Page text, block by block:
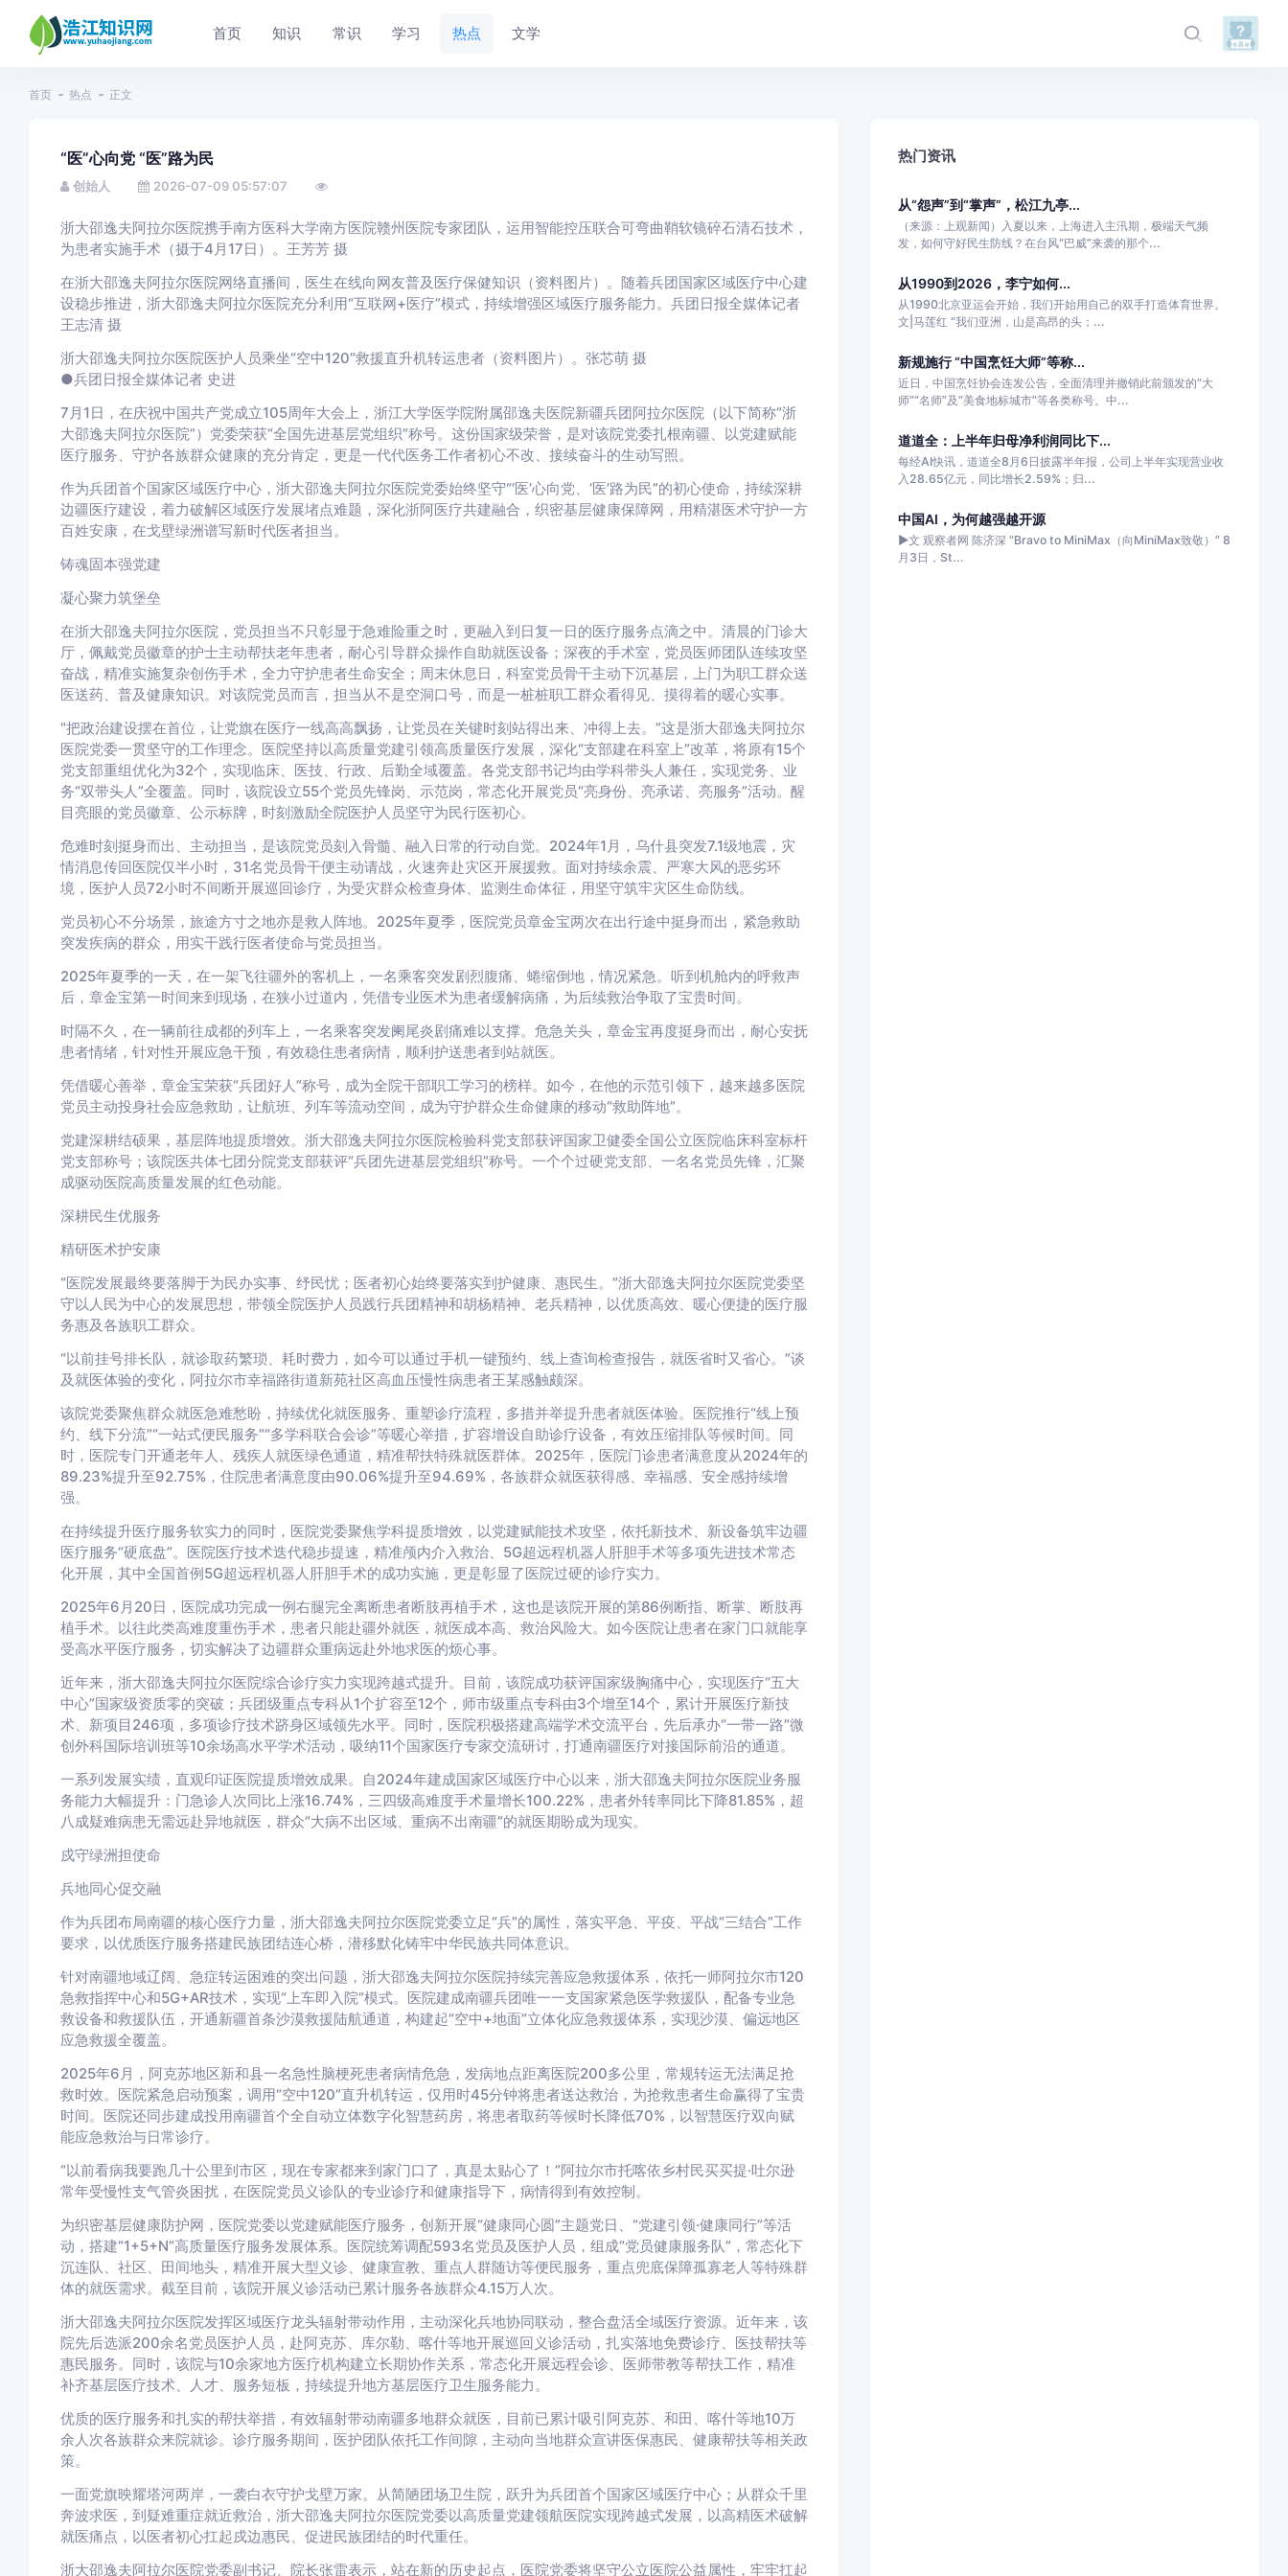
首页 知识 常识 学习 热点 文学
首页 热点 正文
“医”心向党 “医”路为民
创始人 2026-07-09 05:57:07
浙大邵逸夫阿拉尔医院携手南方医科大学南方医院赣州医院专家团队，运用智能控压联合可弯曲鞘软镜碎石清石技术，
为患者实施手术（摄于4月17日）。王芳芳 摄
在浙大邵逸夫阿拉尔医院网络直播间，医生在线向网友普及医疗保健知识（资料图片）。随着兵团国家区域医疗中心建
设稳步推进，浙大邵逸夫阿拉尔医院充分利用“互联网+医疗”模式，持续增强区域医疗服务能力。兵团日报全媒体记者
王志清 摄
浙大邵逸夫阿拉尔医院医护人员乘坐“空中120”救援直升机转运患者（资料图片）。张芯萌 摄
●兵团日报全媒体记者 史进
7月1日，在庆祝中国共产党成立105周年大会上，浙江大学医学院附属邵逸夫医院新疆兵团阿拉尔医院（以下简称“浙
大邵逸夫阿拉尔医院”）党委荣获“全国先进基层党组织”称号。这份国家级荣誉，是对该院党委扎根南疆、以党建赋能
医疗服务、守护各族群众健康的充分肯定，更是一代代医务工作者初心不改、接续奋斗的生动写照。
作为兵团首个国家区域医疗中心，浙大邵逸夫阿拉尔医院党委始终坚守“‘医’心向党、‘医’路为民”的初心使命，持续深耕
边疆医疗建设，着力破解区域医疗发展堵点难题，深化浙阿医疗共建融合，织密基层健康保障网，用精湛医术守护一方
百姓安康，在戈壁绿洲谱写新时代医者担当。
铸魂固本强党建
凝心聚力筑堡垒
在浙大邵逸夫阿拉尔医院，党员担当不只彰显于急难险重之时，更融入到日复一日的医疗服务点滴之中。清晨的门诊大
厅，佩戴党员徽章的护士主动帮扶老年患者，耐心引导群众操作自助就医设备；深夜的手术室，党员医师团队连续攻坚
奋战，精准实施复杂创伤手术，全力守护患者生命安全；周末休息日，科室党员骨干主动下沉基层，上门为职工群众送
医送药、普及健康知识。对该院党员而言，担当从不是空洞口号，而是一桩桩职工群众看得见、摸得着的暖心实事。
“把政治建设摆在首位，让党旗在医疗一线高高飘扬，让党员在关键时刻站得出来、冲得上去。”这是浙大邵逸夫阿拉尔
医院党委一贯坚守的工作理念。医院坚持以高质量党建引领高质量医疗发展，深化“支部建在科室上”改革，将原有15个
党支部重组优化为32个，实现临床、医技、行政、后勤全域覆盖。各党支部书记均由学科带头人兼任，实现党务、业
务“双带头人”全覆盖。同时，该院设立55个党员先锋岗、示范岗，常态化开展党员“亮身份、亮承诺、亮服务”活动。醒
目亮眼的党员徽章、公示标牌，时刻激励全院医护人员坚守为民行医初心。
危难时刻挺身而出、主动担当，是该院党员刻入骨髓、融入日常的行动自觉。2024年1月，乌什县突发7.1级地震，灾
情消息传回医院仅半小时，31名党员骨干便主动请战，火速奔赴灾区开展援救。面对持续余震、严寒大风的恶劣环
境，医护人员72小时不间断开展巡回诊疗，为受灾群众检查身体、监测生命体征，用坚守筑牢灾区生命防线。
党员初心不分场景，旅途方寸之地亦是救人阵地。2025年夏季，医院党员章金宝两次在出行途中挺身而出，紧急救助
突发疾病的群众，用实干践行医者使命与党员担当。
2025年夏季的一天，在一架飞往疆外的客机上，一名乘客突发剧烈腹痛、蜷缩倒地，情况紧急。听到机舱内的呼救声
后，章金宝第一时间来到现场，在狭小过道内，凭借专业医术为患者缓解病痛，为后续救治争取了宝贵时间。
时隔不久，在一辆前往成都的列车上，一名乘客突发阑尾炎剧痛难以支撑。危急关头，章金宝再度挺身而出，耐心安抚
患者情绪，针对性开展应急干预，有效稳住患者病情，顺利护送患者到站就医。
凭借暖心善举，章金宝荣获“兵团好人”称号，成为全院干部职工学习的榜样。如今，在他的示范引领下，越来越多医院
党员主动投身社会应急救助，让航班、列车等流动空间，成为守护群众生命健康的移动“救助阵地”。
党建深耕结硕果，基层阵地提质增效。浙大邵逸夫阿拉尔医院检验科党支部获评国家卫健委全国公立医院临床科室标杆
党支部称号；该院医共体七团分院党支部获评“兵团先进基层党组织”称号。一个个过硬党支部、一名名党员先锋，汇聚
成驱动医院高质量发展的红色动能。
深耕民生优服务
精研医术护安康
“医院发展最终要落脚于为民办实事、纾民忧；医者初心始终要落实到护健康、惠民生。”浙大邵逸夫阿拉尔医院党委坚
守以人民为中心的发展思想，带领全院医护人员践行兵团精神和胡杨精神、老兵精神，以优质高效、暖心便捷的医疗服
务惠及各族职工群众。
“以前挂号排长队，就诊取药繁琐、耗时费力，如今可以通过手机一键预约、线上查询检查报告，就医省时又省心。”谈
及就医体验的变化，阿拉尔市幸福路街道新苑社区高血压慢性病患者王某感触颇深。
该院党委聚焦群众就医急难愁盼，持续优化就医服务、重塑诊疗流程，多措并举提升患者就医体验。医院推行“线上预
约、线下分流”“一站式便民服务”“多学科联合会诊”等暖心举措，扩容增设自助诊疗设备，有效压缩排队等候时间。同
时，医院专门开通老年人、残疾人就医绿色通道，精准帮扶特殊就医群体。2025年，医院门诊患者满意度从2024年的
89.23%提升至92.75%，住院患者满意度由90.06%提升至94.69%，各族群众就医获得感、幸福感、安全感持续增
强。
在持续提升医疗服务软实力的同时，医院党委聚焦学科提质增效，以党建赋能技术攻坚，依托新技术、新设备筑牢边疆
医疗服务“硬底盘”。医院医疗技术迭代稳步提速，精准颅内介入救治、5G超远程机器人肝胆手术等多项先进技术常态
化开展，其中全国首例5G超远程机器人肝胆手术的成功实施，更是彰显了医院过硬的诊疗实力。
2025年6月20日，医院成功完成一例右腿完全离断患者断肢再植手术，这也是该院开展的第86例断指、断掌、断肢再
植手术。以往此类高难度重伤手术，患者只能赴疆外就医，就医成本高、救治风险大。如今医院让患者在家门口就能享
受高水平医疗服务，切实解决了边疆群众重病远赴外地求医的烦心事。
近年来，浙大邵逸夫阿拉尔医院综合诊疗实力实现跨越式提升。目前，该院成功获评国家级胸痛中心，实现医疗“五大
中心”国家级资质零的突破；兵团级重点专科从1个扩容至12个，师市级重点专科由3个增至14个，累计开展医疗新技
术、新项目246项，多项诊疗技术跻身区域领先水平。同时，医院积极搭建高端学术交流平台，先后承办“一带一路”微
创外科国际培训班等10余场高水平学术活动，吸纳11个国家医疗专家交流研讨，打通南疆医疗对接国际前沿的通道。
一系列发展实绩，直观印证医院提质增效成果。自2024年建成国家区域医疗中心以来，浙大邵逸夫阿拉尔医院业务服
务能力大幅提升：门急诊人次同比上涨16.74%，三四级高难度手术量增长100.22%，患者外转率同比下降81.85%，超
八成疑难病患无需远赴异地就医，群众“大病不出区域、重病不出南疆”的就医期盼成为现实。
戍守绿洲担使命
兵地同心促交融
作为兵团布局南疆的核心医疗力量，浙大邵逸夫阿拉尔医院党委立足“兵”的属性，落实平急、平疫、平战“三结合”工作
要求，以优质医疗服务搭建民族团结连心桥，潜移默化铸牢中华民族共同体意识。
针对南疆地域辽阔、急症转运困难的突出问题，浙大邵逸夫阿拉尔医院持续完善应急救援体系，依托一师阿拉尔市120
急救指挥中心和5G+AR技术，实现“上车即入院”模式。医院建成南疆兵团唯一一支国家紧急医学救援队，配备专业急
救设备和救援队伍，开通新疆首条沙漠救援陆航通道，构建起“空中+地面”立体化应急救援体系，实现沙漠、偏远地区
应急救援全覆盖。
2025年6月，阿克苏地区新和县一名急性脑梗死患者病情危急，发病地点距离医院200多公里，常规转运无法满足抢
救时效。医院紧急启动预案，调用“空中120”直升机转运，仅用时45分钟将患者送达救治，为抢救患者生命赢得了宝贵
时间。医院还同步建成投用南疆首个全自动立体数字化智慧药房，将患者取药等候时长降低70%，以智慧医疗双向赋
能应急救治与日常诊疗。
“以前看病我要跑几十公里到市区，现在专家都来到家门口了，真是太贴心了！”阿拉尔市托喀依乡村民买买提·吐尔逊
常年受慢性支气管炎困扰，在医院党员义诊队的专业诊疗和健康指导下，病情得到有效控制。
为织密基层健康防护网，医院党委以党建赋能医疗服务，创新开展“健康同心圆”主题党日、“党建引领·健康同行”等活
动，搭建“1+5+N”高质量医疗服务发展体系。医院统筹调配593名党员及医护人员，组成“党员健康服务队”，常态化下
沉连队、社区、田间地头，精准开展大型义诊、健康宣教、重点人群随访等便民服务，重点兜底保障孤寡老人等特殊群
体的就医需求。截至目前，该院开展义诊活动已累计服务各族群众4.15万人次。
浙大邵逸夫阿拉尔医院发挥区域医疗龙头辐射带动作用，主动深化兵地协同联动，整合盘活全域医疗资源。近年来，该
院先后选派200余名党员医护人员，赴阿克苏、库尔勒、喀什等地开展巡回义诊活动，扎实落地免费诊疗、医技帮扶等
惠民服务。同时，该院与10余家地方医疗机构建立长期协作关系，常态化开展远程会诊、医师带教等帮扶工作，精准
补齐基层医疗技术、人才、服务短板，持续提升地方基层医疗卫生服务能力。
优质的医疗服务和扎实的帮扶举措，有效辐射带动南疆多地群众就医，目前已累计吸引阿克苏、和田、喀什等地10万
余人次各族群众来院就诊。诊疗服务期间，医护团队依托工作间隙，主动向当地群众宣讲医保惠民、健康帮扶等相关政
策。
一面党旗映耀塔河两岸，一袭白衣守护戈壁万家。从简陋团场卫生院，跃升为兵团首个国家区域医疗中心；从群众千里
奔波求医，到疑难重症就近救治，浙大邵逸夫阿拉尔医院党委以高质量党建领航医院实现跨越式发展，以高精医术破解
就医痛点，以医者初心扛起戍边惠民、促进民族团结的时代重任。
浙大邵逸夫阿拉尔医院党委副书记、院长张雷表示，站在新的历史起点，医院党委将坚守公立医院公益属性，牢牢扛起
热门资讯
从“怨声”到“掌声”，松江九亭...
（来源：上观新闻）入夏以来，上海进入主汛期，极端天气频
发，如何守好民生防线？在台风“巴威”来袭的那个...
从1990到2026，李宁如何...
从1990北京亚运会开始，我们开始用自己的双手打造体育世界。
文|马莲红 “我们亚洲，山是高昂的头；...
新规施行 “中国烹饪大师”等称...
近日，中国烹饪协会连发公告，全面清理并撤销此前颁发的“大
师”“名师”及“美食地标城市”等各类称号。中...
道道全：上半年归母净利润同比下...
每经AI快讯，道道全8月6日披露半年报，公司上半年实现营业收
入28.65亿元，同比增长2.59%；归...
中国AI，为何越强越开源
►文 观察者网 陈济深 “Bravo to MiniMax（向MiniMax致敬）” 8
月3日，St...